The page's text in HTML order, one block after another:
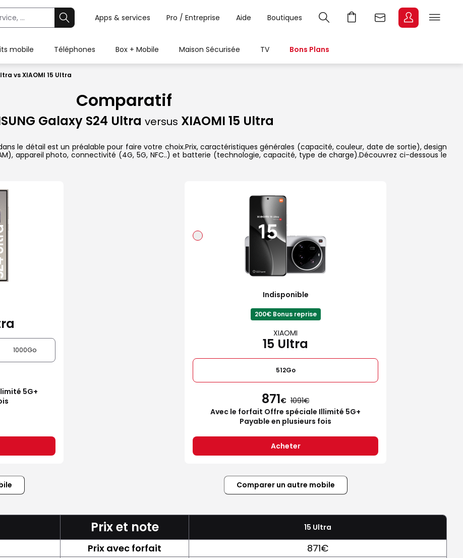
Apps & services Pro / Entreprise Aide Boutiques
mobile Téléphones Box + Mobile Maison Sécurisée TV Bons Plans
vs XIAOMI 15 Ultra
Comparatif
Galaxy S24 Ultra versus XIAOMI 15 Ultra
dans le détail est un préalable pour faire votre choix.Prix, caractéristiques générales (capacité, couleur, date de sortie), design
appareil photo, connectivité (4G, 5G, NFC..) et batterie (technologie, capacité, type de charge).Découvrez ci-dessous le
1000Go
5G+
Indisponible
200€ Bonus reprise
XIAOMI
15 Ultra
512Go
871€ 1091
Avec le forfait Offre spéciale Illimité 5G+
Payable en plusieurs fois
Acheter
Comparer un autre mobile
Prix et note 15 Ultra
Prix avec forfait
871€